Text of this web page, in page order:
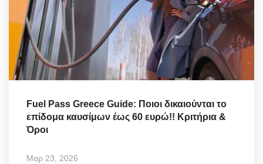
Fuel Pass Greece Guide: Ποιοι δικαιούνται το
επίδομα καυσίμων έως 60 ευρώ!! Κριτήρια &
Όροι
Μαρ 23, 2026